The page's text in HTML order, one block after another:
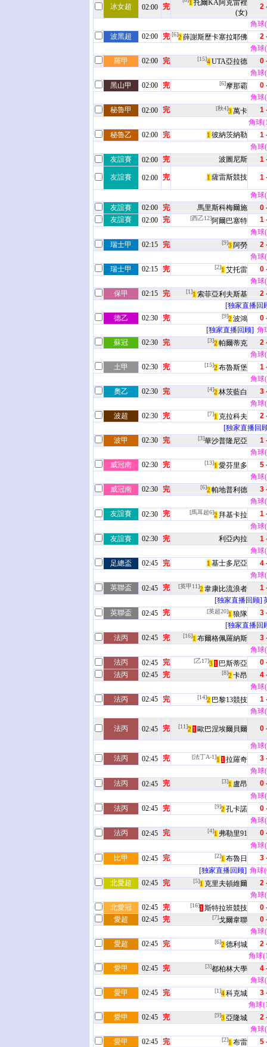
冰女超 02:00 完 1 托爾KA阿克雷裡
(女)
2
角球
波黑超
02:00 完 [6]2 薛謝斯歷卡塞拉耶佛
2
角球
羅甲
02:00 完 [15]4UTA亞拉德
0
角球
黑山甲
02:00 完 [6]摩那霸
0
角球
秘魯甲
02:00 完 [秋4]3 萬卡
1
角球
秘魯乙
02:00 完 1 彼納茨納勒
1
角球
友誼賽
02:00 完 波圖尼斯 1
友誼賽 02:00 完 1 薩雷斯競技 1
角球
友誼賽
02:00 完 馬里斯科梅爾施
0
友誼賽
02:00 完 [西乙12]阿爾巴塞特
1
角球
瑞士甲
02:15 完 [9]3 阿勞
2
角球
瑞士甲
02:15 完 [2]1 艾托雷
0
角球
保甲
02:15 完 [1]1 索菲亞利夫斯基
2
[独家直播回
德乙
02:30 完 [9]2 波鴻
0
[独家直播回顾] 角
蘇冠
02:30 完 [3]2 帕爾蒂克
2
角球
土甲
02:30 完 [15]2 布魯斯堡
1
角球
奧乙
02:30 完 [4]2 林茨藍白
3
角球
波超
02:30 完 [7]1 克拉科夫
2
[独家直播回
波甲
02:30 完 [3]華沙普隆尼亞
1
角球
威冠南
02:30 完 [13]1 愛芬里多
5
角球
威冠南
02:30 完 [6]2 帕地普利德
3
角球
友誼賽
02:30 完 [馬耳超6]2 拜基卡拉
1
角球
友誼賽
02:30 完 利亞內拉
1
角球
足總盃
02:45 完 1 基士多尼亞
4
角球
英聯盃
02:45 完 [英甲11]2 韋康比流浪者
1
[独家直播回顾]
英聯盃
02:45 完 [英超20]1 狼隊
3
[独家直播回
法丙
02:45 完 [16]1 布爾格佩羅納斯
3
角球
法丙
02:45 完 [乙17]3 1 巴斯蒂亞
0
法丙
02:45 完 [8]2 卡昂
4
角球
法丙
02:45 完 [14]2 巴黎13競技
1
角球
法丙 02:45 完 [11]2 1 歐巴涅埃爾貝爾 0
角球
法丙
02:45 完 [法丁A-1]1 1 拉羅奇
3
角球
法丙
02:45 完 [3]1 盧昂
0
角球
法丙
02:45 完 [9]2 孔卡諾
0
角球
法丙
02:45 完 [4]1 弗勒里91
0
角球
比甲
02:45 完 [2]1 布魯日
3
[独家直播回顾] 角球
北愛超
02:45 完 [5]1 克里夫頓維爾
2
角球
北愛冠
02:45 完 [16]1 斯特拉班競技
0
愛超
02:45 完 [7]戈爾韋聯
0
角球
愛超
02:45 完 [6]2 德利城
2
角球
愛甲
02:45 完 [3]都柏林大學
4
角球
愛甲
02:45 完 [1]4科克城
3
角球
愛甲
02:45 完 [9]3 亞隆城
2
角球
愛甲
02:45 完 [2]1 布雷
5